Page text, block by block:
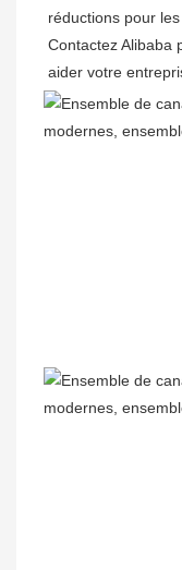
réductions pour
Contactez Alibaba